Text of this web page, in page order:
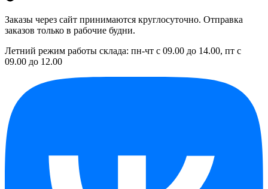
Заказы через сайт принимаются круглосуточно. Отправка
заказов только в рабочие будни.
Летний режим работы склада: пн-чт с 09.00 до 14.00, пт с
09.00 до 12.00